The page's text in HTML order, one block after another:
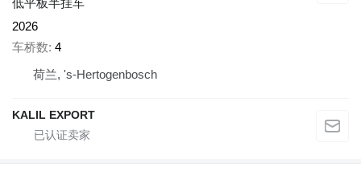
2026
车桥数 4
荷兰, 's-Hertogenbosch
KALIL EXPORT